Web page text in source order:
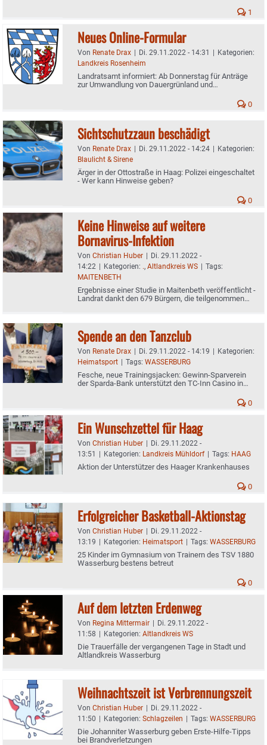
1
Neues Online-Formular
Von Renate Drax | Di. 29.11.2022 - 14:31 | Kategorien:
Landkreis Rosenheim
Landratsamt informiert: Ab Donnerstag für Anträge
zur Umwandlung von Dauergrünland und
0
Sichtschutzzaun beschädigt
Von Renate Drax | Di. 29.11.2022 - 14:24 | Kategorien:
Blaulicht & Sirene
Ärger in der Ottostraße in Haag: Polizei eingeschaltet
- Wer kann Hinweise geben?
0
Keine Hinweise auf weitere
Bornavirus-Infektion
Von Christian Huber | Di. 29.11.2022 -
14:22 | Kategorien: ., Altlandkreis WS | Tags:
MAITENBETH
Ergebnisse einer Studie in Maitenbeth veröffentlicht -
Landrat dankt den 679 Bürgern, die teilgenommen
Spende an den Tanzclub
Von Renate Drax | Di. 29.11.2022 - 14:19 | Kategorien:
Heimatsport | Tags: WASSERBURG
Fesche, neue Trainingsjacken: Gewinn-Sparverein
der Sparda-Bank unterstützt den TC-Inn Casino in
0
Ein Wunschzettel für Haag
Von Christian Huber | Di. 29.11.2022 -
13:51 | Kategorien: Landkreis Mühldorf | Tags: HAAG
Aktion der Unterstützer des Haager Krankenhauses
0
Erfolgreicher Basketball-Aktionstag
Von Christian Huber | Di. 29.11.2022 -
13:19 | Kategorien: Heimatsport | Tags: WASSERBURG
25 Kinder im Gymnasium von Trainern des TSV 1880
Wasserburg bestens betreut
0
Auf dem letzten Erdenweg
Von Regina Mittermair | Di. 29.11.2022 -
11:58 | Kategorien: Altlandkreis WS
Die Trauerfälle der vergangenen Tage in Stadt und
Altlandkreis Wasserburg
Weihnachtszeit ist Verbrennungszeit
Von Christian Huber | Di. 29.11.2022 -
11:50 | Kategorien: Schlagzeilen | Tags: WASSERBURG
Die Johanniter Wasserburg geben Erste-Hilfe-Tipps
bei Brandverletzungen